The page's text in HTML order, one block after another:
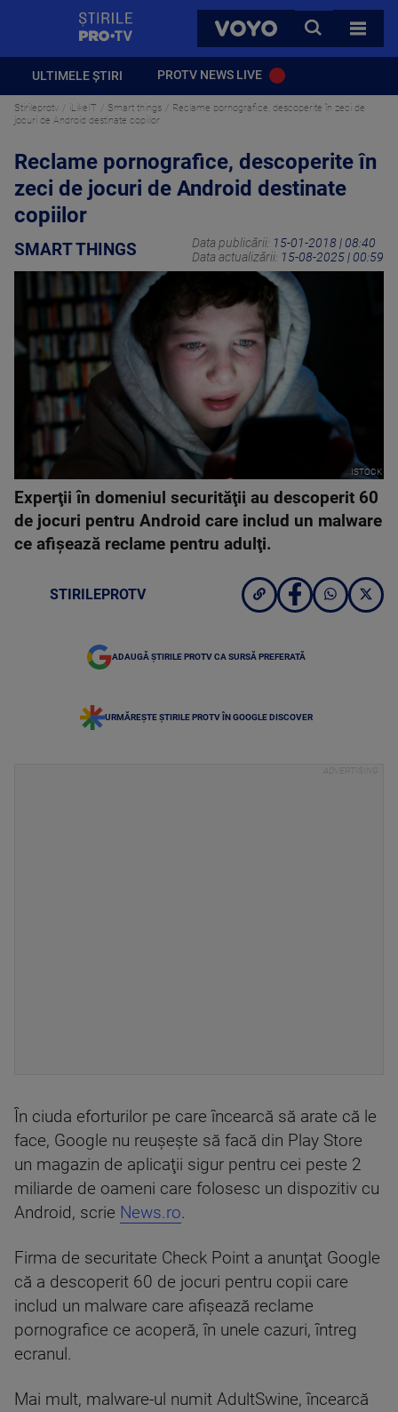
VOYO
CAUTA
TOATE
ULTIMELE ȘTIRI PROTV NEWS LIVE
Stirileprotv iLikeIT Smart things
Reclame pornografice, descoperite în zeci de
jocuri de Android destinate copiilor
Reclame pornografice, descoperite în
zeci de jocuri de Android destinate
copiilor
SMART THINGS Data publicării: 15-01-2018 | 08:40
Data actualizării: 15-08-2025 | 00:59
ISTOCK
Experţii în domeniul securităţii au descoperit 60
de jocuri pentru Android care includ un malware
ce afişează reclame pentru adulţi.
STIRILEPROTV
ADAUGĂ ȘTIRILE PROTV CA SURSĂ PREFERATĂ
URMĂREȘTE ȘTIRILE PROTV ÎN GOOGLE DISCOVER
În ciuda eforturilor pe care încearcă să arate că le
face, Google nu reuşeşte să facă din Play Store
un magazin de aplicaţii sigur pentru cei peste 2
miliarde de oameni care folosesc un dispozitiv cu
Android, scrie News.ro.
Firma de securitate Check Point a anunţat Google
că a descoperit 60 de jocuri pentru copii care
includ un malware care afişează reclame
pornografice ce acoperă, în unele cazuri, întreg
ecranul.
Mai mult, malware-ul numit AdultSwine, încearcă